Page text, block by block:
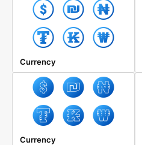
Currency
Currency